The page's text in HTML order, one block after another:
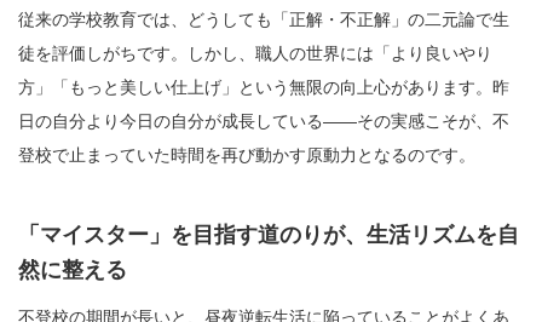
従来の学校教育では、どうしても「正解・不正解」の二元論で生
徒を評価しがちです。しかし、職人の世界には「より良いやり
方」「もっと美しい仕上げ」という無限の向上心があります。昨
日の自分より今日の自分が成長している——その実感こそが、不
登校で止まっていた時間を再び動かす原動力となるのです。
「マイスター」を目指す道のりが、生活リズムを自
然に整える
不登校の期間が長いと、昼夜逆転生活に陥っていることがよくあ